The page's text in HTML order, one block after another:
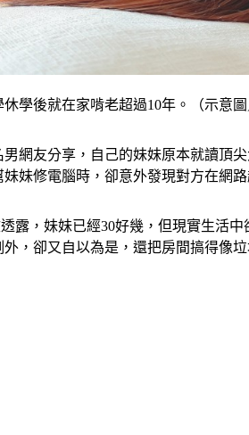
學後就在家啃老超過10年。（示意圖
網友分享，自己的妹妹原本就讀頂
妹修電腦時，卻意外發現對方在網
露，妹妹已經30好幾，但現實生活
，卻又自以為是，還把房間搞得像